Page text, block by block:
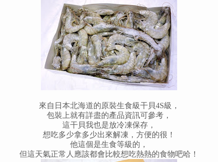
來自日本北海道的原裝生食級干貝4S級，
包裝上就有詳盡的產品資訊可參考，
這干貝我也是放冷凍保存，
想吃多少拿多少出來解凍，方便的很！
他這個是生食等級的，
但這天氣正常人應該都會比較想吃熱熱的食物吧哈！